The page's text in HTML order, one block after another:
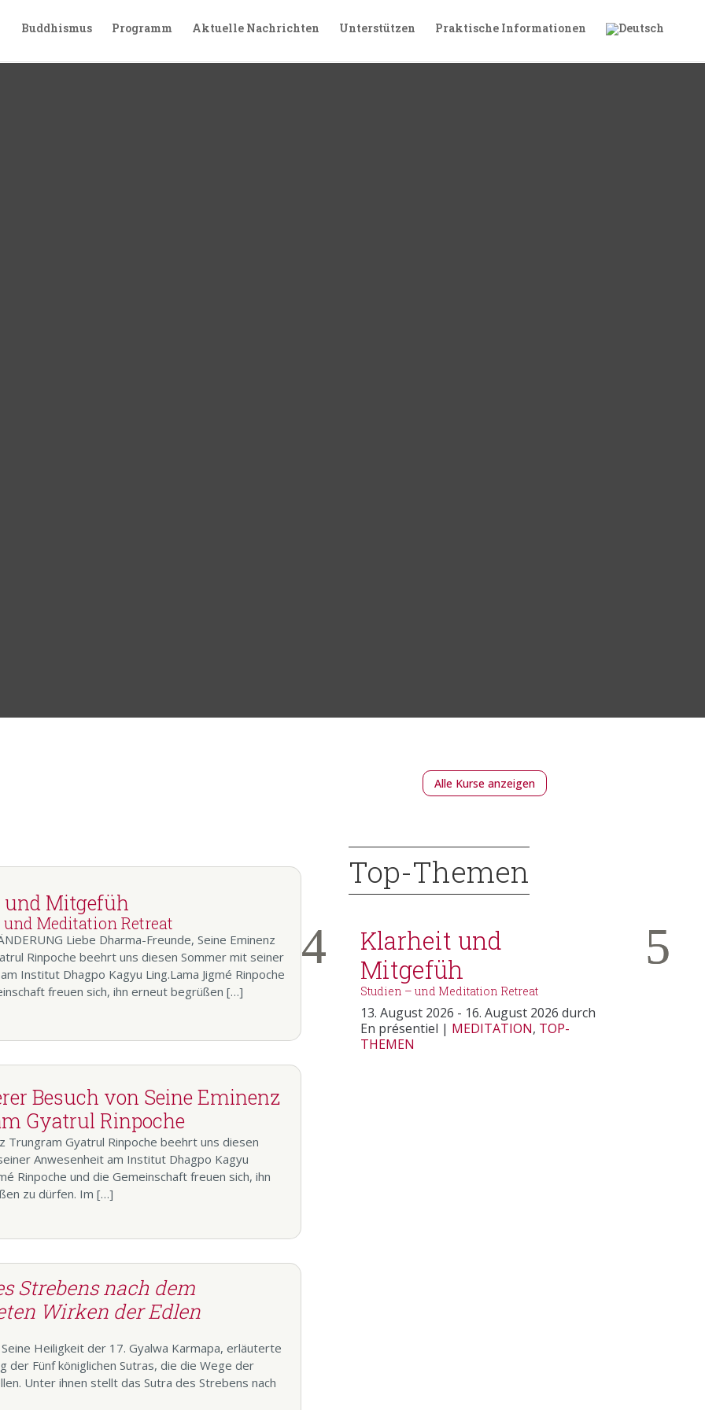
Buddhismus Programm Aktuelle Nachrichten Unterstützen Praktische Informationen
Alle Kurse anzeigen
Mitgefüh
Meditation Retreat
Liebe Dharma-Freunde, Seine Eminenz
Rinpoche beehrt uns diesen Sommer mit seiner
Institut Dhagpo Kagyu Ling.Lama Jigmé Rinpoche
freuen sich, ihn erneut begrüßen […]
Besuch von Seine Eminenz
Gyatrul Rinpoche
Trungram Gyatrul Rinpoche beehrt uns diesen
Anwesenheit am Institut Dhagpo Kagyu
Rinpoche und die Gemeinschaft freuen sich, ihn
zu dürfen. Im […]
Strebens nach dem
Wirken der Edlen
Heiligkeit der 17. Gyalwa Karmapa, erläuterte
der Fünf königlichen Sutras, die die Wege der
Unter ihnen stellt das Sutra des Strebens nach
Top-Themen
–
2027
Progressives Studien-
und Meditations
curriculum
Tschenresi-Zyklus –
9. Jahr – Kurs 2
10. Februar 2027- 14. Februar 2027
En présentiel|MEDITATION
THEMEN
Klarheit und
Mitgefüh
Studien – und Meditation Retreat
13. August 2026 - 16. August 2026 durch
En présentiel | MEDITATION, TOP-
THEMEN